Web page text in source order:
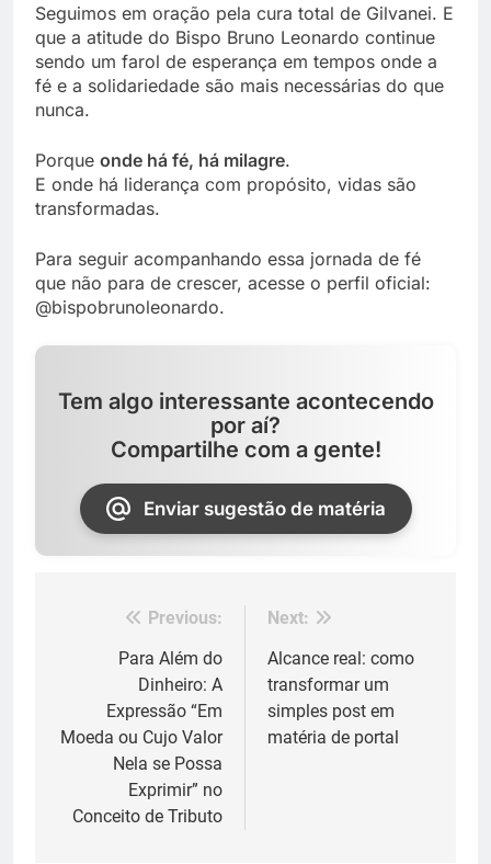
Seguimos em oração pela cura total de Gilvanei. E
que a atitude do Bispo Bruno Leonardo continue
sendo um farol de esperança em tempos onde a
fé e a solidariedade são mais necessárias do que
nunca.
Porque onde há fé, há milagre.
E onde há liderança com propósito, vidas são
transformadas.
Para seguir acompanhando essa jornada de fé
que não para de crescer, acesse o perfil oficial:
@bispobrunoleonardo.
Tem algo interessante acontecendo
por aí?
Compartilhe com a gente!
Enviar sugestão de matéria
Navegação
Post
Previous:
Para Além do
Dinheiro: A
Expressão “Em
Moeda ou Cujo Valor
Nela se Possa
Exprimir” no
Conceito de Tributo
Next:
Alcance real: como
transformar um
simples post em
matéria de portal